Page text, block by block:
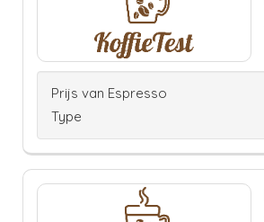
Prijs van Espresso
Type